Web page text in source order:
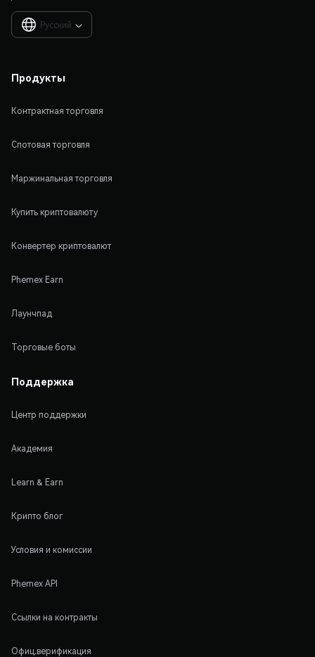
Русский 
Продукты
Контрактная торговля
Спотовая торговля
Маржинальная торговля
Купить криптовалюту
Конвертер криптовалют
Phemex Earn
Лаунчпад
Торговые боты
Поддержка
Центр поддержки
Академия
Learn & Earn
Крипто блог
Условия и комиссии
Phemex API
Ссылки на контракты
Офиц.верификация